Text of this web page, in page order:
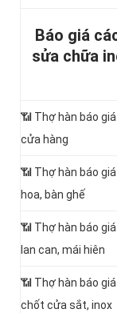
Báo giá
sửa chữa
📶 Thợ hàn báo
cửa hàng
📶 Thợ hàn báo
hoa, bàn ghế
📶 Thợ hàn báo
lan can, mái hiên
📶 Thợ hàn báo
chốt cửa sắt, inox